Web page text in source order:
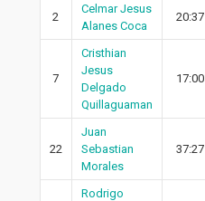
2
Celmar Jesus
Alanes Coca
20:37
7
Cristhian
Jesus
Delgado
Quillaguaman
17:00
22
Juan
Sebastian
Morales
37:27
Rodrigo